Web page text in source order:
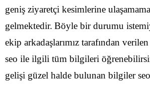
geniş ziyaretçi kesimlerine
gelmektedir. Böyle bir durumu
ekip arkadaşlarımız tarafından verilen
seo ile ilgili tüm bilgileri
gelişi güzel halde bulunan bilgiler